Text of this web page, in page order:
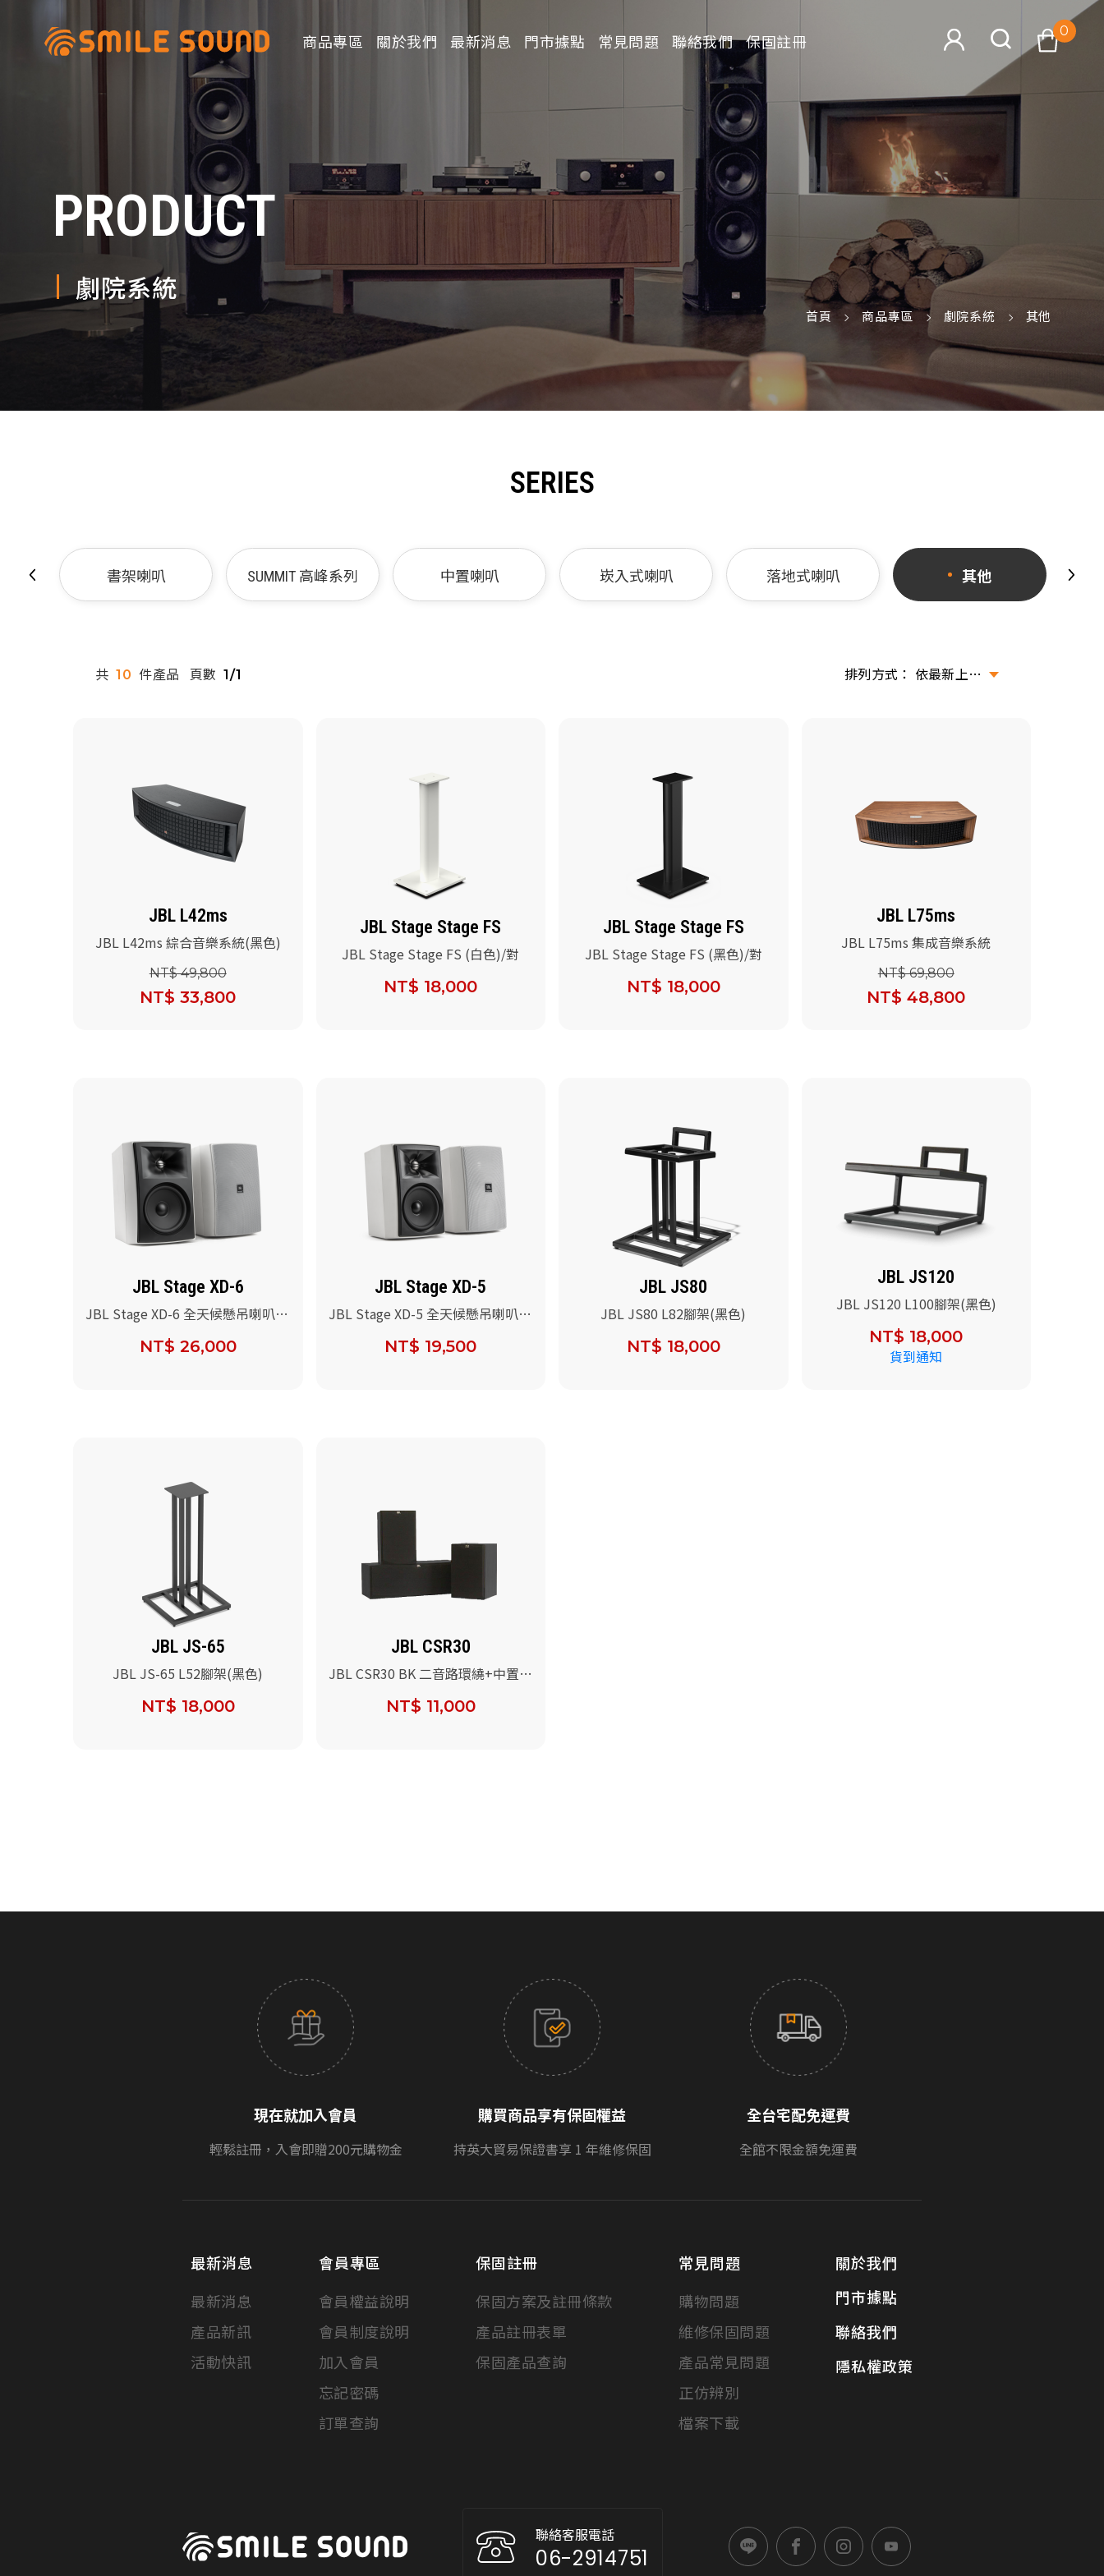
0
查看購物車
商品分類查詢
請選擇商品分類 請選擇分類 搜尋
商品專區 關於我們 最新消息 門市據點 常見問題 聯絡我們 保固註冊
PRODUCT
劇院系統
首頁 商品專區 劇院系統 其他
SERIES
書架喇叭 SUMMIT 高峰系列 中置喇叭 崁入式喇叭 落地式喇叭 其他
共 10 件產品 頁數 1/1 依最新上架排序
JBL L42ms
JBL L42ms 綜合音樂系統(黑色)
NT$ 49,800
NT$ 33,800
JBL Stage Stage FS
JBL Stage Stage FS (白色)/對
NT$ 18,000
JBL Stage Stage FS
JBL Stage Stage FS (黑色)/對
NT$ 18,000
JBL L75ms
JBL L75ms 集成音樂系統
NT$ 69,800
NT$ 48,800
JBL Stage XD-6
JBL Stage XD-6 全天候懸吊喇叭/
NT$ 26,000
JBL Stage XD-5
JBL Stage XD-5 全天候懸吊喇叭/
NT$ 19,500
JBL JS80
JBL JS80 L82腳架(黑色)
NT$ 18,000
JBL JS120
JBL JS120 L100腳架(黑色)
NT$ 18,000
貨到通知
JBL JS-65
JBL JS-65 L52腳架(黑色)
NT$ 18,000
JBL CSR30
JBL CSR30 BK 二音路環繞+中置喇
NT$ 11,000
現在就加入會員
輕鬆註冊，入會即贈200元購物金
購買商品享有保固權益
持英大貿易保證書享 1 年維修保固
全台宅配免運費
全館不限金額免運費
最新消息
最新消息
產品新訊
活動快訊
會員專區
會員權益說明
會員制度說明
加入會員
忘記密碼
訂單查詢
保固註冊
保固方案及註冊條款
產品註冊表單
保固產品查詢
常見問題
購物問題
維修保固問題
產品常見問題
正仿辨別
檔案下載
關於我們
門市據點
聯絡我們
隱私權政策
聯絡客服電話
06-2914751